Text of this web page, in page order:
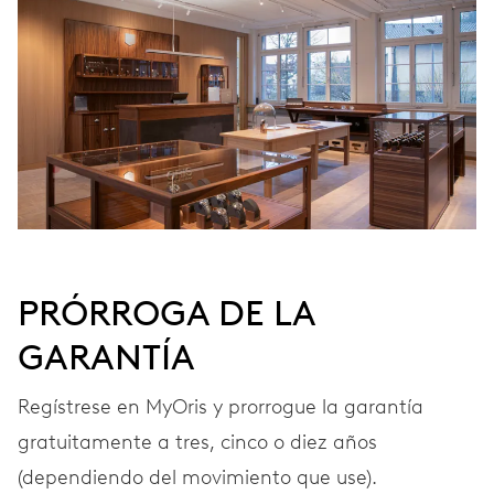
Remonte automático
FRECUENCIA
28’800 A/h, 4 Hz
ESFERA Blanco
CORREA
EXTRAS
Estuche especial, lujoso
pañuelo de seda,
PRÓRROGA DE LA
GARANTÍA
Regístrese en MyOris y prorrogue la garantía
gratuitamente a tres, cinco o diez años
(dependiendo del movimiento que use).